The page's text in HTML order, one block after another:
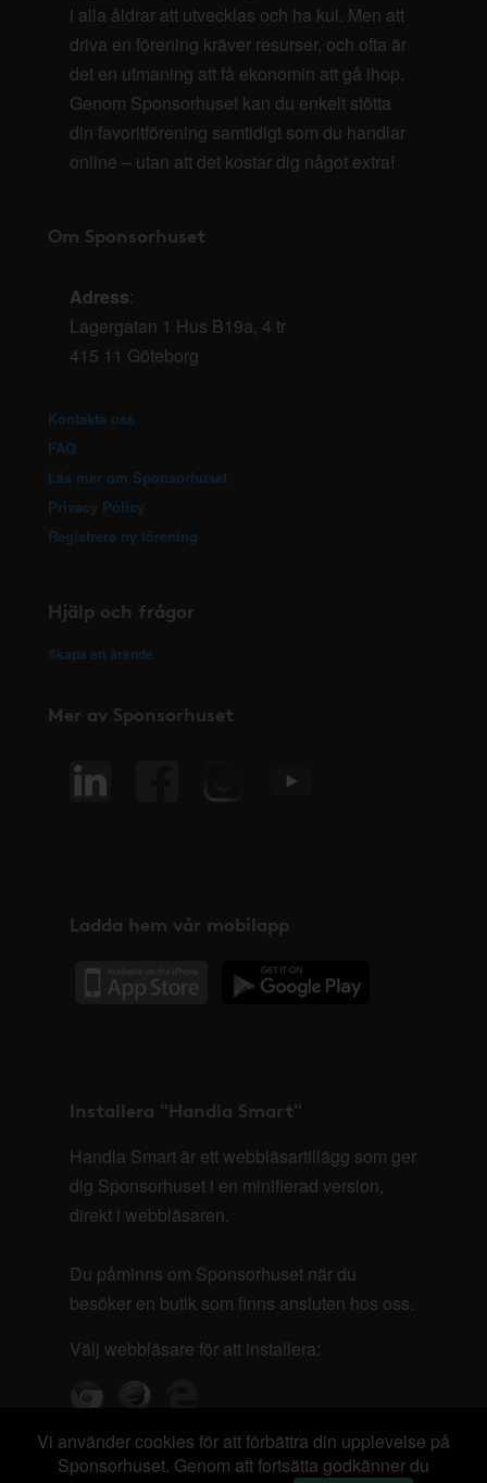
i alla åldrar att utvecklas och ha kul. Men att
driva en förening kräver resurser, och ofta är
det en utmaning att få ekonomin att gå ihop.
Genom Sponsorhuset kan du enkelt stötta
din favoritförening samtidigt som du handlar
online – utan att det kostar dig något extra!
Om Sponsorhuset
Adress:
Lagergatan 1 Hus B19a, 4 tr
415 11 Göteborg
Kontakta oss
FAQ
Läs mer om Sponsorhuset
Privacy Policy
Registrera ny förening
Hjälp och frågor
Skapa ett ärende
Mer av Sponsorhuset
Ladda hem vår mobilapp
Installera "Handla Smart"
Handla Smart är ett webbläsartillägg som ger
dig Sponsorhuset i en minifierad version,
direkt i webbläsaren.
Du påminns om Sponsorhuset när du
besöker en butik som finns ansluten hos oss.
Välj webbläsare för att installera:
Vi använder cookies för att förbättra din upplevelse på
Sponsorhuset. Genom att fortsätta godkänner du